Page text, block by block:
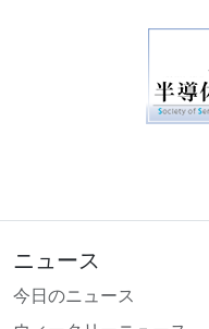
ニュース
今日のニュース